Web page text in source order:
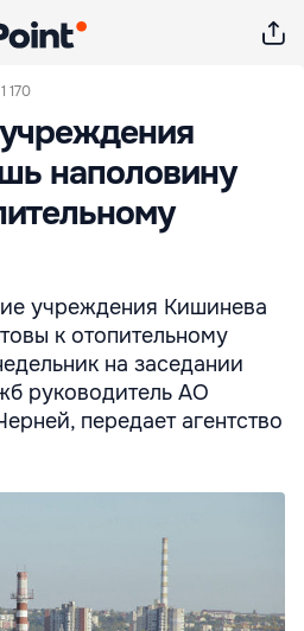
1 170
наполовину
учреждения Кишинева
к отопительному
на заседании
руководитель АО
передает агентство